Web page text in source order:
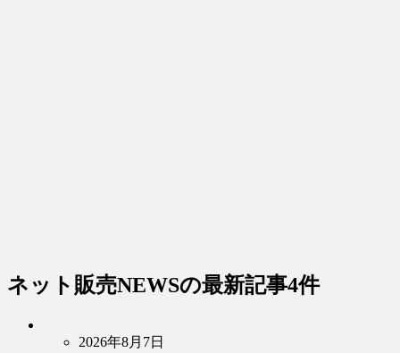
ネット販売NEWSの最新記事4件
2026年8月7日